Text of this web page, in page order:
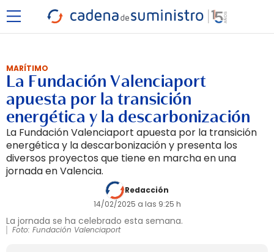
MARÍTIMO
La Fundación Valenciaport
apuesta por la transición
energética y la descarbonización
La Fundación Valenciaport apuesta por la transición
energética y la descarbonización y presenta los
diversos proyectos que tiene en marcha en una
jornada en Valencia.
Redacción
14/02/2025 a las 9:25 h
La jornada se ha celebrado esta semana.
Foto: Fundación Valenciaport